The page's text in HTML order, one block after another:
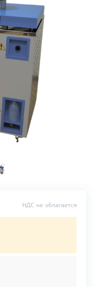
НДС не облагается